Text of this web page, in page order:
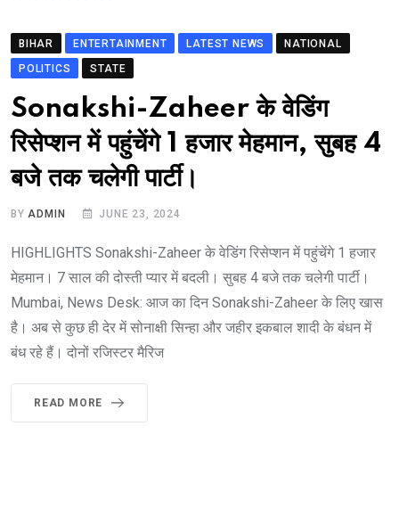
BIHAR ENTERTAINMENT LATEST NEWS
NATIONAL
POLITICS
STATE
Sonakshi-Zaheer के वेडिंग
रिसेप्शन में पहुंचेंगे 1 हजार मेहमान, सुबह 4
बजे तक चलेगी पार्टी।
BYADMIN JUNE 23, 2024
HIGHLIGHTS Sonakshi-Zaheer के वेडिंग रिसेप्शन में पहुंचेंगे 1 हजार
मेहमान। 7 साल की दोस्ती प्यार में बदली। सुबह 4 बजे तक चलेगी पार्टी।
Mumbai, News Desk: आज का दिन Sonakshi-Zaheer के लिए खास
है। अब से कुछ ही देर में सोनाक्षी सिन्हा और जहीर इकबाल शादी के बंधन में
बंध रहे हैं। दोनों रजिस्टर मैरिज
READ MORE